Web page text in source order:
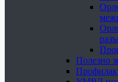
Полезно